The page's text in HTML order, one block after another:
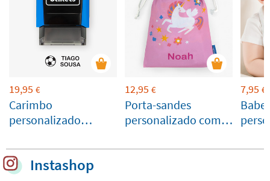
19,95 €
Carimbo
personalizado
tecido e objetos
12,95 €
Porta-sandes
personalizado com
7,95 €
Instashop